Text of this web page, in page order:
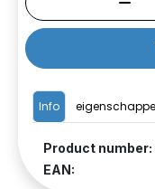
Info
Product
EAN: